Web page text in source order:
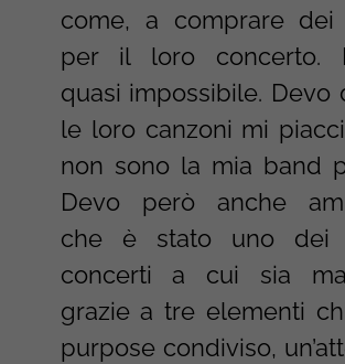
come, a comprare dei
per il loro concerto.
quasi impossibile. Devo
le loro canzoni mi
non sono la mia band
Devo però anche
che è stato uno dei
concerti a cui sia
grazie a tre elementi
purpose condiviso,